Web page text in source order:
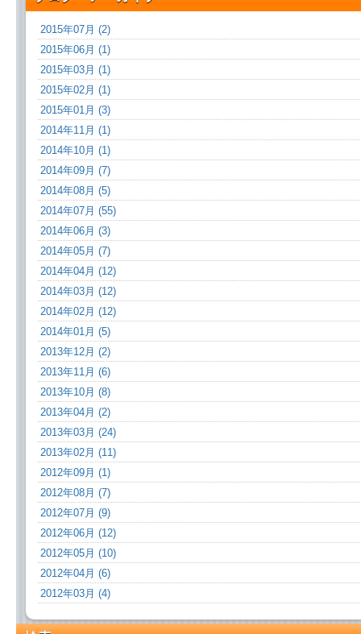
2015年07月 (2)
2015年06月 (1)
2015年03月 (1)
2015年02月 (1)
2015年01月 (3)
2014年11月 (1)
2014年10月 (1)
2014年09月 (7)
2014年08月 (5)
2014年07月 (55)
2014年06月 (3)
2014年05月 (7)
2014年04月 (12)
2014年03月 (12)
2014年02月 (12)
2014年01月 (5)
2013年12月 (2)
2013年11月 (6)
2013年10月 (8)
2013年04月 (2)
2013年03月 (24)
2013年02月 (11)
2012年09月 (1)
2012年08月 (7)
2012年07月 (9)
2012年06月 (12)
2012年05月 (10)
2012年04月 (6)
2012年03月 (4)